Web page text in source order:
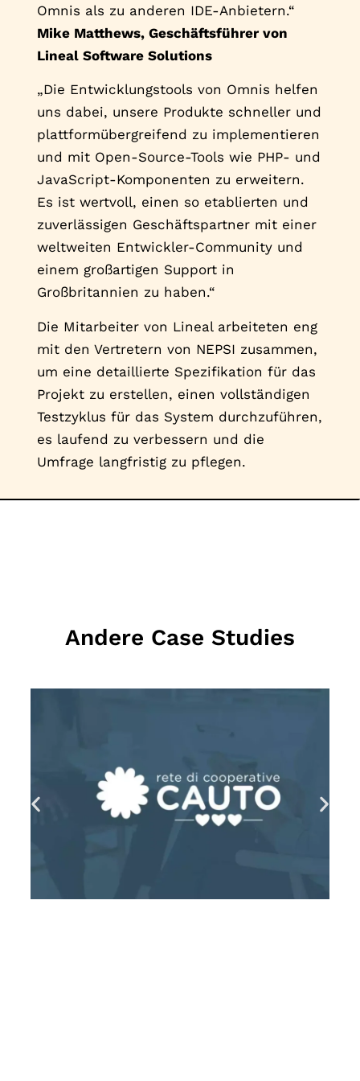
Omnis als zu anderen IDE-Anbietern.“
Mike Matthews, Geschäftsführer von
Lineal Software Solutions
„Die Entwicklungstools von Omnis helfen
uns dabei, unsere Produkte schneller und
plattformübergreifend zu implementieren
und mit Open-Source-Tools wie PHP- und
JavaScript-Komponenten zu erweitern.
Es ist wertvoll, einen so etablierten und
zuverlässigen Geschäftspartner mit einer
weltweiten Entwickler-Community und
einem großartigen Support in
Großbritannien zu haben.“
Die Mitarbeiter von Lineal arbeiteten eng
mit den Vertretern von NEPSI zusammen,
um eine detaillierte Spezifikation für das
Projekt zu erstellen, einen vollständigen
Testzyklus für das System durchzuführen,
es laufend zu verbessern und die
Umfrage langfristig zu pflegen.
Andere Case Studies